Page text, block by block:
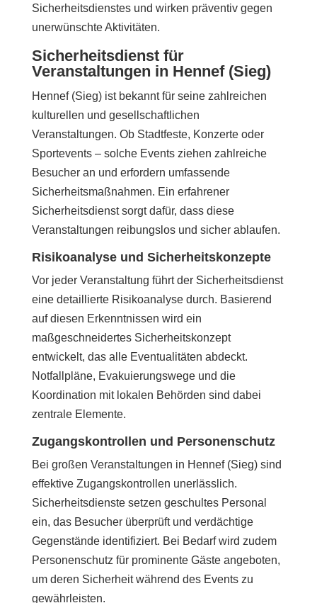
Sicherheitsdienstes und wirken präventiv gegen
unerwünschte Aktivitäten.
Sicherheitsdienst für
Veranstaltungen in Hennef (Sieg)
Hennef (Sieg) ist bekannt für seine zahlreichen
kulturellen und gesellschaftlichen
Veranstaltungen. Ob Stadtfeste, Konzerte oder
Sportevents – solche Events ziehen zahlreiche
Besucher an und erfordern umfassende
Sicherheitsmaßnahmen. Ein erfahrener
Sicherheitsdienst sorgt dafür, dass diese
Veranstaltungen reibungslos und sicher ablaufen.
Risikoanalyse und Sicherheitskonzepte
Vor jeder Veranstaltung führt der Sicherheitsdienst
eine detaillierte Risikoanalyse durch. Basierend
auf diesen Erkenntnissen wird ein
maßgeschneidertes Sicherheitskonzept
entwickelt, das alle Eventualitäten abdeckt.
Notfallpläne, Evakuierungswege und die
Koordination mit lokalen Behörden sind dabei
zentrale Elemente.
Zugangskontrollen und Personenschutz
Bei großen Veranstaltungen in Hennef (Sieg) sind
effektive Zugangskontrollen unerlässlich.
Sicherheitsdienste setzen geschultes Personal
ein, das Besucher überprüft und verdächtige
Gegenstände identifiziert. Bei Bedarf wird zudem
Personenschutz für prominente Gäste angeboten,
um deren Sicherheit während des Events zu
gewährleisten.